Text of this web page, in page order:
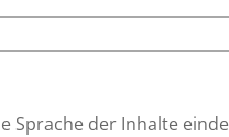
der Inhalte